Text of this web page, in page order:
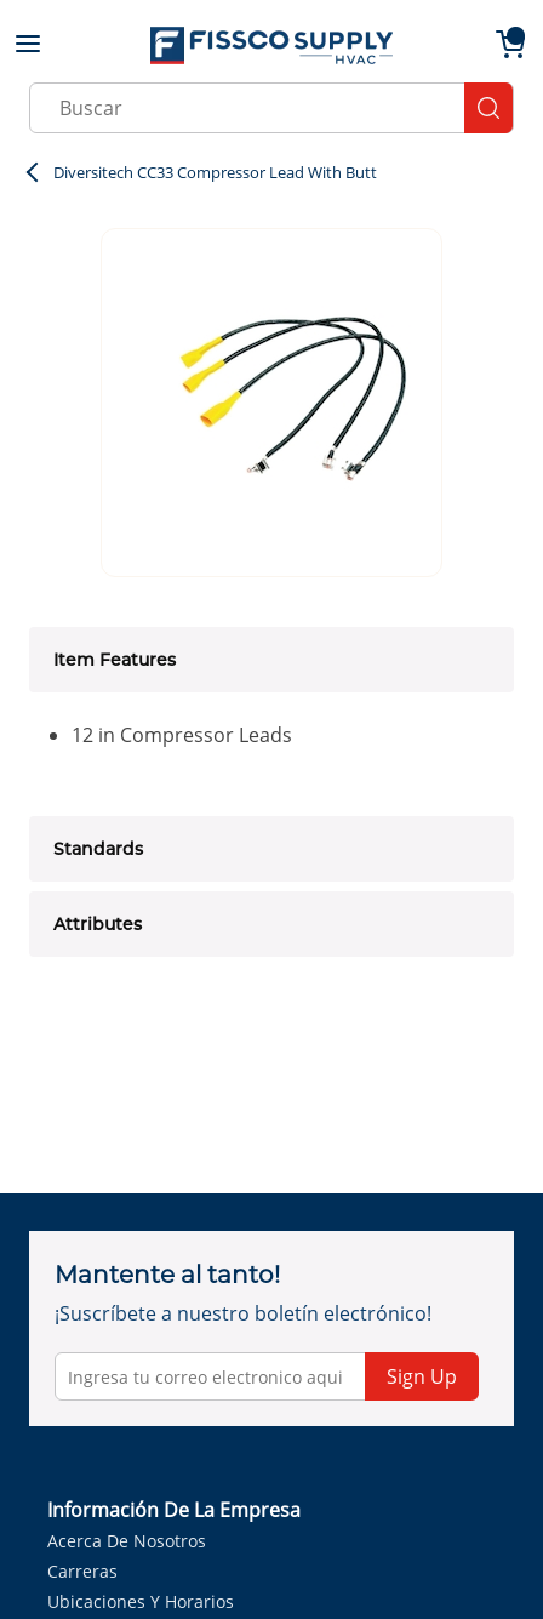
Skip to main content
Site Search
Diversitech CC33 Compressor Lead With Butt
Item Features
12 in Compressor Leads
Standards
Attributes
Mantente al tanto!
¡Suscríbete a nuestro boletín electrónico!
Sign Up
Información De La Empresa
Acerca De Nosotros
Carreras
Ubicaciones Y Horarios